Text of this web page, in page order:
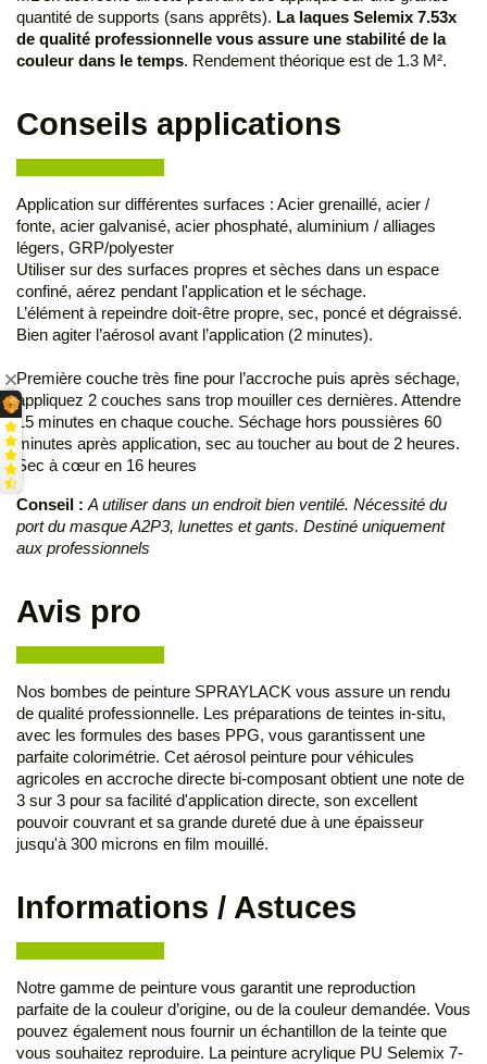
quantité de supports (sans apprêts). La laques Selemix 7.53x
de qualité professionnelle vous assure une stabilité de la
couleur dans le temps. Rendement théorique est de 1.3 M².
Conseils applications
Application sur différentes surfaces : Acier grenaillé, acier /
fonte, acier galvanisé, acier phosphaté, aluminium / alliages
légers, GRP/polyester
Utiliser sur des surfaces propres et sèches dans un espace
confiné, aérez pendant l'application et le séchage.
L’élément à repeindre doit-être propre, sec, poncé et dégraissé.
Bien agiter l’aérosol avant l’application (2 minutes).
Première couche très fine pour l’accroche puis après séchage,
appliquez 2 couches sans trop mouiller ces dernières. Attendre
15 minutes en chaque couche. Séchage hors poussières 60
minutes après application, sec au toucher au bout de 2 heures.
Sec à cœur en 16 heures
Conseil :A utiliser dans un endroit bien ventilé. Nécessité du
port du masque A2P3, lunettes et gants. Destiné uniquement
aux professionnels
Avis pro
Nos bombes de peinture SPRAYLACK vous assure un rendu
de qualité professionnelle. Les préparations de teintes in-situ,
avec les formules des bases PPG, vous garantissent une
parfaite colorimétrie. Cet aérosol peinture pour véhicules
agricoles en accroche directe bi-composant obtient une note de
3 sur 3 pour sa facilité d'application directe, son excellent
pouvoir couvrant et sa grande dureté due à une épaisseur
jusqu'à 300 microns en film mouillé.
Informations / Astuces
Notre gamme de peinture vous garantit une reproduction
parfaite de la couleur d’origine, ou de la couleur demandée. Vous
pouvez également nous fournir un échantillon de la teinte que
vous souhaitez reproduire. La peinture acrylique PU Selemix 7-